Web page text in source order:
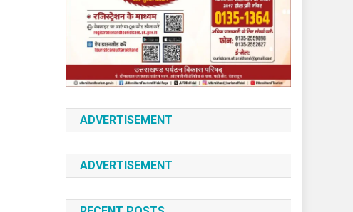
ADVERTISEMENT
ADVERTISEMENT